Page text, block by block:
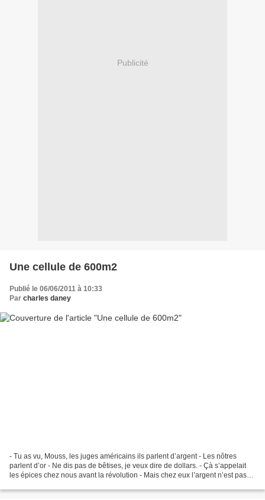
Publicité
Une cellule de 600m2
Publié le 06/06/2011 à 10:33
Par charles daney
- Tu as vu, Mouss, les juges américains ils parlent d’argent - Les nôtres
parlent d’or - Ne dis pas de bêtises, je veux dire de dollars. - Çà s’appelait
les épices chez nous avant la révolution - Mais chez eux l’argent n’est pas